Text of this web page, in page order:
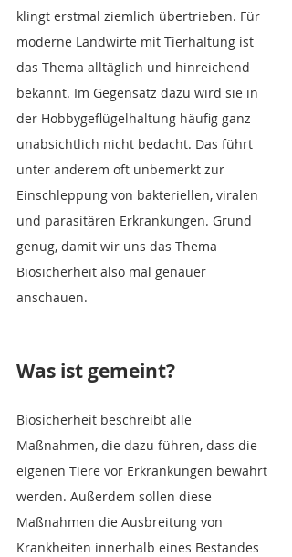
klingt erstmal ziemlich übertrieben. Für
moderne Landwirte mit Tierhaltung ist
das Thema alltäglich und hinreichend
bekannt. Im Gegensatz dazu wird sie in
der Hobbygeflügelhaltung häufig ganz
unabsichtlich nicht bedacht. Das führt
unter anderem oft unbemerkt zur
Einschleppung von bakteriellen, viralen
und parasitären Erkrankungen. Grund
genug, damit wir uns das Thema
Biosicherheit also mal genauer
anschauen.
Was ist gemeint?
Biosicherheit beschreibt alle
Maßnahmen, die dazu führen, dass die
eigenen Tiere vor Erkrankungen bewahrt
werden. Außerdem sollen diese
Maßnahmen die Ausbreitung von
Krankheiten innerhalb eines Bestandes